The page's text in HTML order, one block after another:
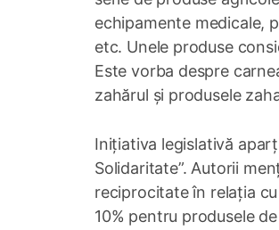
echipamente medicale,
etc. Unele produse
Este vorba despre
zahărul și produsele
Inițiativa legislativă
Solidaritate”. Autorii
reciprocitate în relația
10% pentru produsele